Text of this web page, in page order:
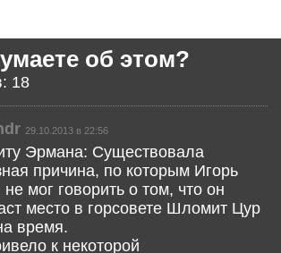
об этом?
18
29.10.2013 в 22:56
Эрмана: Существовала
причина, по которым Игорь
мог говорить о том, что он
место в горсовете Шломит Цур
время.
к некоторой